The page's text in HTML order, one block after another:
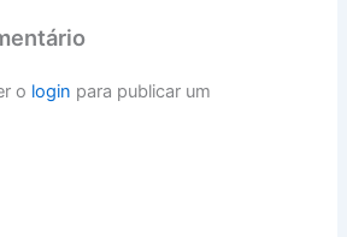
o login para publicar um